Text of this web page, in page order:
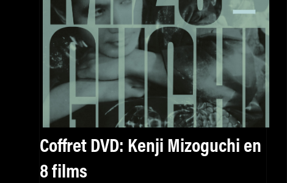
Coffret DVD: Kenji Mizoguchi en
8 films